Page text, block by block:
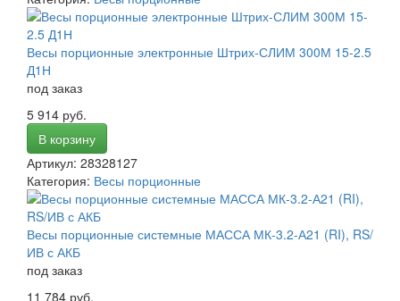
Весы порционные электронные Штрих-СЛИМ 300М 15-2.5
Д1Н
под заказ
5 914 руб.
В корзину
Артикул: 28328127
Категория: Весы порционные
Весы порционные системные МАССА МК-3.2-А21 (RI), RS/
ИВ с АКБ
под заказ
11 784 руб.